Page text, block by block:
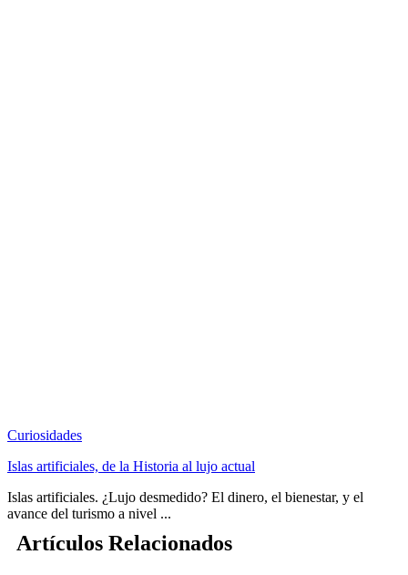
Curiosidades
Islas artificiales, de la Historia al lujo actual
Islas artificiales. ¿Lujo desmedido? El dinero, el bienestar, y el
avance del turismo a nivel ...
Artículos Relacionados